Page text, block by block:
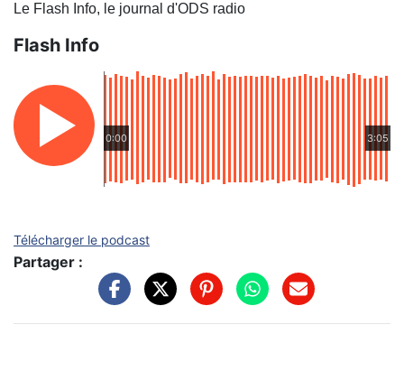
Le Flash Info, le journal d'ODS radio
Flash Info
0:00 3:05
Télécharger le podcast
Partager :